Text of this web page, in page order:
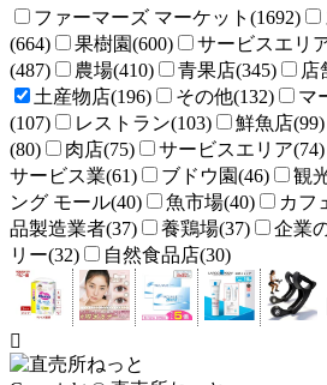
ファーマーズ マーケット(1692)
(664)
果樹園(600)
サービスエリ
(487)
農場(410) 青果店(345) 店
土産物店(196)
その他(132) マ
(107)
レストラン(103) 鮮魚店(99)
(80)
肉店(75) サービスエリア(74)
サービス業(61)
ブドウ園(46) 観
ング モール(40)
魚市場(40) カフ
品製造業者(37)
養鶏場(37) 企業
リー(32)
自然食品店(30)